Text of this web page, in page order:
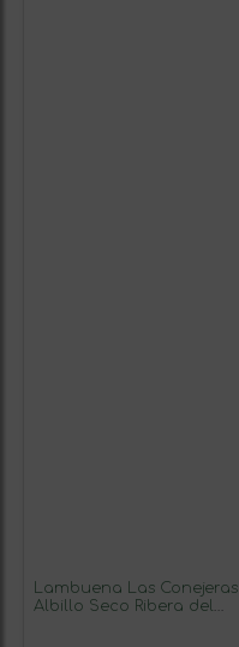
Lambuena Las Conejeras
Albillo Seco Ribera del